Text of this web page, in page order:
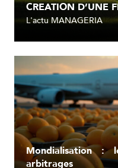
L'actu MANAGERIA
CREATION D’UNE
Mondialisation :
arbitrages